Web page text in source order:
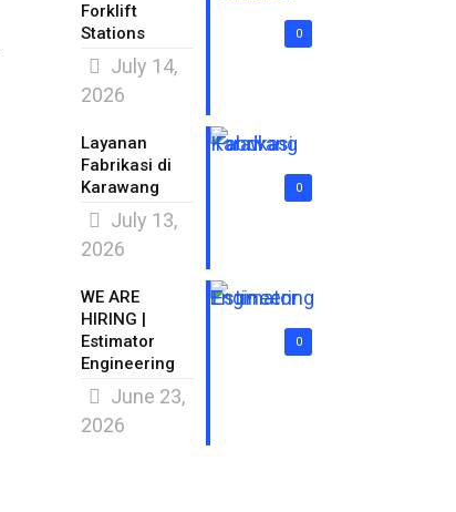
0
Forklift
Stations
July 14,
2026
0
Layanan
Fabrikasi di
Karawang
July 13,
2026
0
WE ARE
HIRING |
Estimator
Engineering
June 23,
2026